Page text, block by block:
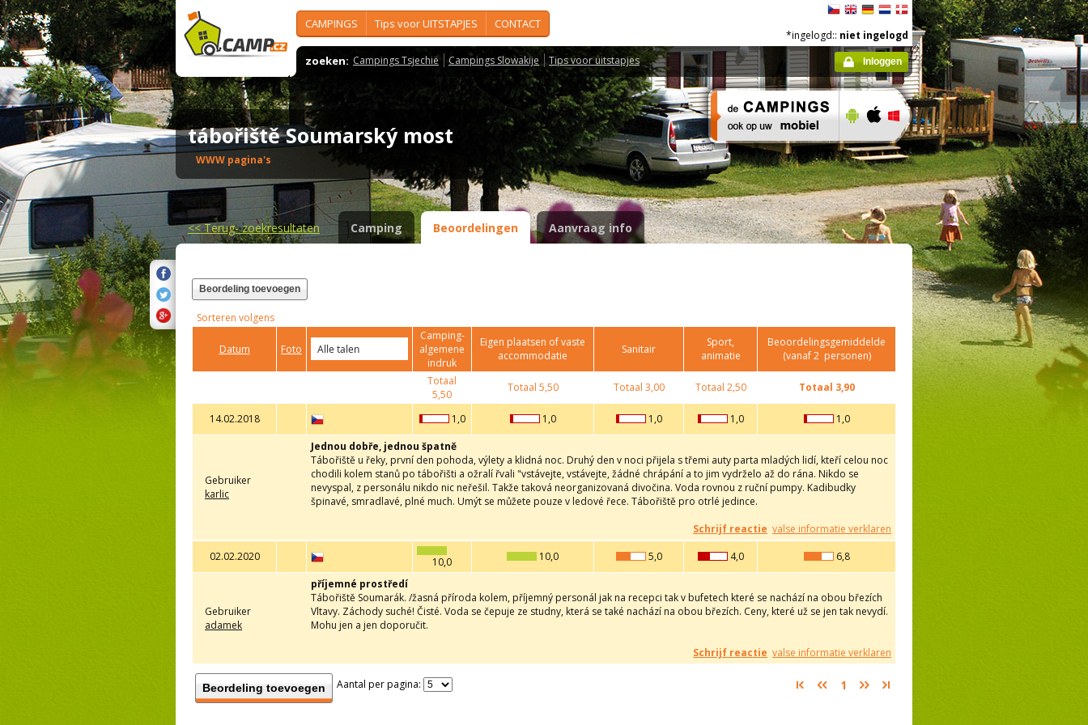
CAMPINGS Tips voor UITSTAPJES CONTACT
zoeken: Campings Tsjechië Campings Slowakije Tips voor uitstapjes
*ingelogd:: niet ingelogd
Inloggen
tábořiště Soumarský most
WWW pagina's
<<Terug- zoekresultaten Camping Beoordelingen Aanvraag info
Beordeling toevoegen
Sorteren volgens
Datum Foto
Camping-
algemene
indruk
Eigen plaatsen of vaste
accommodatie
Sanitair
Sport,
animatie
Beoordelingsgemiddelde
(vanaf2 personen)
Totaal
5,50
Totaal 5,50 Totaal 3,00 Totaal 2,50 Totaal 3,90
14.02.2018 1,0 1,0 1,0 1,0 1,0
Gebruiker
karlic
Jednou dobře, jednou špatně
Tábořiště u řeky, první den pohoda, výlety a klidná noc. Druhý den v noci přijela s třemi auty parta mladých lidí, kteří celou noc
chodili kolem stanů po tábořišti a ožralí řvali "vstávejte, vstávejte, žádné chrápání a to jim vydrželo až do rána. Nikdo se
nevyspal, z personálu nikdo nic neřešil. Takže taková neorganizovaná divočina. Voda rovnou z ruční pumpy. Kadibudky
špinavé, smradlavé, plné much. Umýt se můžete pouze v ledové řece. Tábořiště pro otrlé jedince.
Schrijf reactie valse informatie verklaren
02.02.2020
10,0 10,0 5,0 4,0 6,8
Gebruiker
adamek
příjemné prostředí
Tábořiště Soumarák. /žasná příroda kolem, příjemný personál jak na recepci tak v bufetech které se nachází na obou březích
Vltavy. Záchody suché! Čisté. Voda se čepuje ze studny, která se také nachází na obou březích. Ceny, které už se jen tak nevydí.
Mohu jen a jen doporučit.
Schrijf reactie valse informatie verklaren
Beordeling toevoegen Aantal per pagina: 1